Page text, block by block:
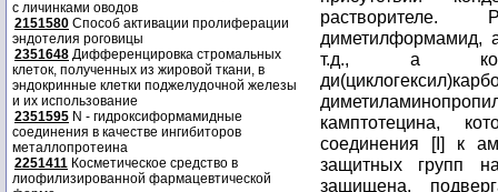
с личинками оводов
2151580 Способ активации пролиферации
эндотелия роговицы
2351648 Дифференцировка стромальных
клеток, полученных из жировой ткани, в
эндокринные клетки поджелудочной железы
и их использование
2351595 N - гидроксиформамидные
соединения в качестве ингибиторов
металлопротеина
2251411 Косметическое средство в
лиофилизированной фармацевтической
растворителе.
диметилформамид,
т.д., а
камптотецина,
соединения [I] к
защитных групп
защищена,